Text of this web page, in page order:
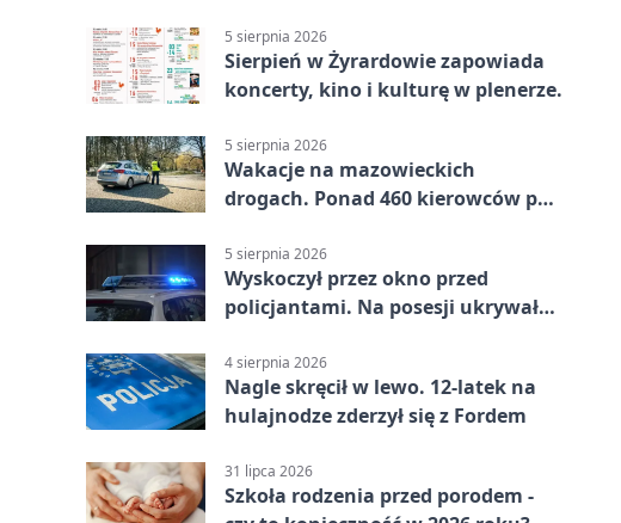
5 sierpnia 2026
Sierpień w Żyrardowie zapowiada
koncerty, kino i kulturę w plenerze.
5 sierpnia 2026
Wakacje na mazowieckich
drogach. Ponad 460 kierowców po
5 sierpnia 2026
Wyskoczył przez okno przed
policjantami. Na posesji ukrywał
4 sierpnia 2026
Nagle skręcił w lewo. 12-latek na
hulajnodze zderzył się z Fordem
31 lipca 2026
Szkoła rodzenia przed porodem -